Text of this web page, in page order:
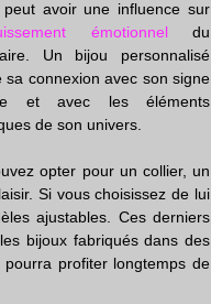
émotionnel du
Un bijou personnalisé
sa connexion avec son signe
et avec les éléments
de son univers.
opter pour un collier, un
Si vous choisissez de lui
ajustables. Ces derniers
bijoux fabriqués dans des
profiter longtemps de